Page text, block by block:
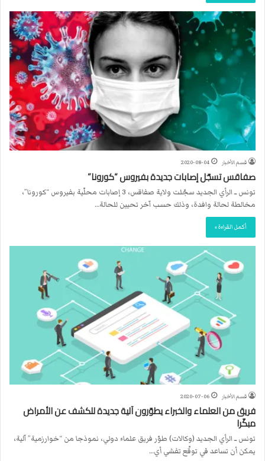
قسم الأخبار 2020-08-04
صفاقس تسجّل إصابات جديدة بفيروس “كورونا”
تونس ــ الرأي الجديد سجّلت ولاية صفاقس، 3 إصابات محلّية بفيروس “كورونا”،
مخالطة لحالة وافدة، وذلك حسب آخر تحيين للحالة…
أكمل القراءة »
قسم الأخبار 2020-07-06
فريق من العلماء والخبراء يطوّرون آلية جديدة للكشف عن الأمراض
مبكّرا
تونس ــ الرأي الجديد (وكالات) طوّر فريق علماء دولي، نموذجا من “خوارزمية” آلية،
يمكن أن تساعد في توقّع تفشي أي…